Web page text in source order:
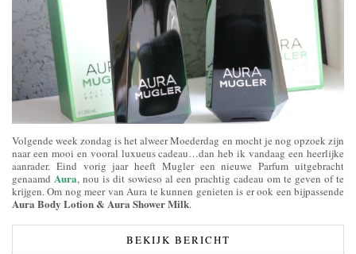
Volgende week zondag is het alweer Moederdag en mocht je nog opzoek zijn
naar een mooi en vooral luxueus cadeau…dan heb ik vandaag een heerlijke
aanrader. Eind vorig jaar heeft Mugler een nieuwe Parfum uitgebracht
genaamd Aura, nou is dit sowieso al een prachtig cadeau om te geven of te
krijgen. Om nog meer van Aura te kunnen genieten is er ook een bijpassende
Aura Body Lotion & Aura Shower Milk.
BEKIJK BERICHT